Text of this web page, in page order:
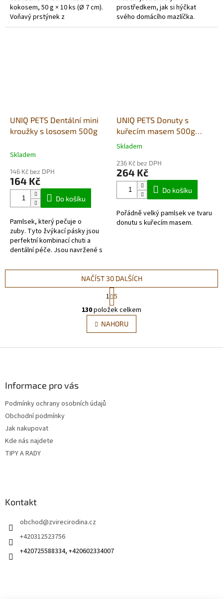
kokosem, 50 g × 10 ks (Ø 7 cm).
Voňavý prstýnek z
kolagenového těsta s kousky
prostředkem, jak si hýčkat
svého domácího mazlíčka.
UNIQ PETS Dentální mini
kroužky s lososem 500g
Skladem
146 Kč bez DPH
164 Kč
Do košíku
Pamlsek, který pečuje o
zuby. Tyto žvýkací pásky jsou
perfektní kombinací chuti a
dentální péče. Jsou navržené s
lososovou vrstvou a
UNIQ PETS Donuty s
kuřecím masem 500g
(5ks)10cm
Průměrné
produktu
je
hvězdiček.
Skladem
236 Kč bez DPH
264 Kč
Do košíku
Pořádně velký pamlsek ve tvaru
donutu s kuřecím masem.
O
v
l
á
NAČÍST 30 DALŠÍCH
S
t
r
á
n
k
v
1 5
130položek celkem
NAHORU
Informace pro vás
Podmínky ochrany osobních údajů
Obchodní podmínky
Jak nakupovat
Kde nás najdete
TIPY A RADY
Kontakt
obchod@zvirecirodina.cz
+420312523756
+420725588334, +420602334007